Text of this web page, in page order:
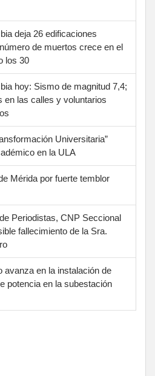
deja 26 edificaciones
de muertos crece en el
los 30
hoy: Sismo de magnitud 7,4;
en las calles y voluntarios
Universitaria”
en la ULA
Mérida por fuerte temblor
Periodistas, CNP Seccional
fallecimiento de la Sra.
avanza en la instalación de
potencia en la subestación